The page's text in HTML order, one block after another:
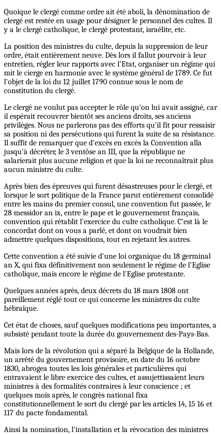
Quoique le clergé comme ordre ait été aboli, la dénomination de
clergé est restée en usage pour désigner le personnel des cultes. Il
y a le clergé catholique, le clergé protestant, israélite, etc.
La position des ministres du culte, depuis la suppression de leur
ordre, était entièrement neuve. Dès lors il fallut pourvoir à leur
entretien, régler leur rapports avec l'Etat, organiser un régime qui
mit le cierge en harmonie avec le système général de 1789. Ce fut
l'objet de la loi du 12 juillet 1790 connue sous le nom de
constitution du clergé.
Le clergé ne voulut pas accepter le rôle qu'on lui avait assigné, car
il espérait recouvrer bientôt ses anciens droits, ses anciens
privilèges. Nous ne parlerons pas des efforts qu'il fit pour ressaisir
sa position ni des persécutions qui furent la suite de sa résistance.
Il suffit de remarquer que d'excès en excès la Convention alla
jusqu'à décréter, le 3 ventôse an III, que la république ne
salarierait plus aucune religion et que la loi ne reconnaîtrait plus
aucun ministre du culte.
Après bien des épreuves qui furent désastreuses pour le clergé, et
lorsque le sort politique de la France parut entièrement consolidé
entre les mains du premier consul, une convention fut passée, le
28 messidor an ix, entre le pape et le gouvernement français,
convention qui rétablit l'exercice du culte catholique. C'est là le
concordat dont on vous a parlé, et dont on voudrait bien
admettre quelques dispositions, tout en rejetant les autres.
Cette convention a été suivie d'une loi organique du 18 germinal
an X, qui fixa définitivement non seulement le régime de l'Eglise
catholique, mais encore le régime de l'Eglise protestante.
Quelques années après, deux décrets du 18 mars 1808 ont
pareillement réglé tout ce qui concerne les ministres du culte
hébraïque.
Cet état de choses, sauf quelques modifications peu importantes, a
subsisté pendant toute la durée du gouvernement des-Pays-Bas.
Mais lors de la révolution qui a séparé la Belgique de la Hollande,
un arrêté du gouvernement provisoire, en date du 16 octobre
1830, abrogea toutes les lois générales et particulières qui
entravaient le libre exercice des cultes, et assujettissaient leurs
ministres à des formalités contraires à leur conscience ; et
quelques mois après, le congrès national fixa
constitutionnellement le sort du clergé par les articles 14, 15 16 et
117 du pacte fondamental.
Ainsi la nomination, l'installation et la révocation des ministres